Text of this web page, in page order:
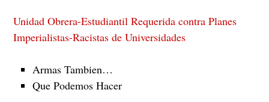
Unidad Obrera-Estudiantil Requerida contra Planes
Imperialistas-Racistas de Universidades
Armas Tambien…
Que Podemos Hacer